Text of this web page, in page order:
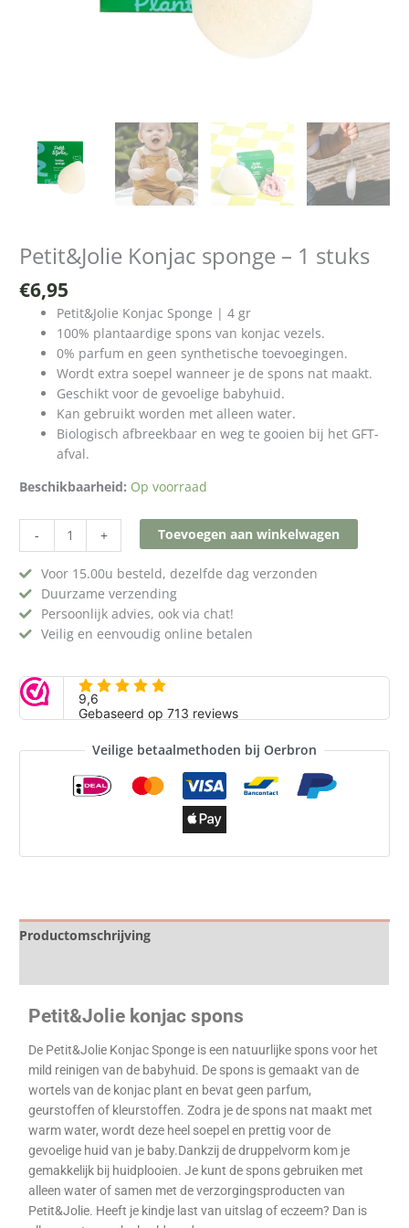
Petit&Jolie Konjac sponge – 1 stuks
€6,95
Petit&Jolie Konjac Sponge | 4 gr
100% plantaardige spons van konjac vezels.
0% parfum en geen synthetische toevoegingen.
Wordt extra soepel wanneer je de spons nat maakt.
Geschikt voor de gevoelige babyhuid.
Kan gebruikt worden met alleen water.
Biologisch afbreekbaar en weg te gooien bij het GFT-
afval.
Beschikbaarheid: Op voorraad
- + Toevoegen aan winkelwagen
Voor 15.00u besteld, dezelfde dag verzonden
Duurzame verzending
Persoonlijk advies, ook via chat!
Veilig en eenvoudig online betalen
Veilige betaalmethoden bij Oerbron
Productomschrijving
Petit&Jolie konjac spons
De Petit&Jolie Konjac Sponge is een natuurlijke spons voor het
mild reinigen van de babyhuid. De spons is gemaakt van de
wortels van de konjac plant en bevat geen parfum,
geurstoffen of kleurstoffen. Zodra je de spons nat maakt met
warm water, wordt deze heel soepel en prettig voor de
gevoelige huid van je baby.Dankzij de druppelvorm kom je
gemakkelijk bij huidplooien. Je kunt de spons gebruiken met
alleen water of samen met de verzorgingsproducten van
Petit&Jolie. Heeft je kindje last van uitslag of eczeem? Dan is